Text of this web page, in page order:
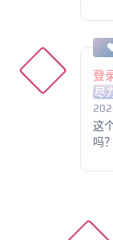
登
尽
这
吗？